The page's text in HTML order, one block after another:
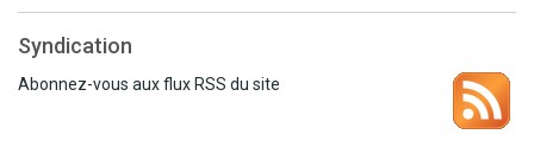
Syndication
Abonnez-vous aux flux RSS du site